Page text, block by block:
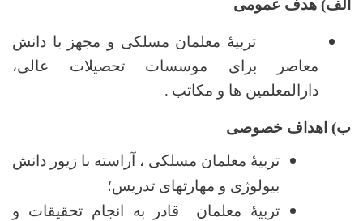
الف) هدف عمومی
تربیۀ معلمان مسلکی و مجهز با دانش
معاصر برای موسسات تحصیلات عالی،
دارالمعلمین ها و مکاتب .
ب) اهداف خصوصی
تربیۀ معلمان مسلکی ، آراسته با زیور دانش
بیولوژی و مهارتهای تدریس؛
تربیۀ معلمان
قادر به انجام تحقیقات و